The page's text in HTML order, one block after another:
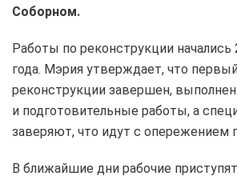
Соборном.
Работы по реконструкции начались
года. Мэрия утверждает, что
реконструкции завершен,
и подготовительные работы, а
заверяют, что идут с опережением
В ближайшие дни рабочие